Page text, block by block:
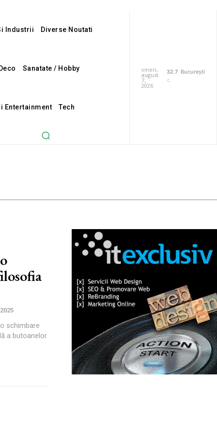
Industrii Diverse Noutati
Sanatate / Hobby
Entertainment Tech
vineri,
august
7,
2026
32.7
C
București
schimbare
a butoanelor